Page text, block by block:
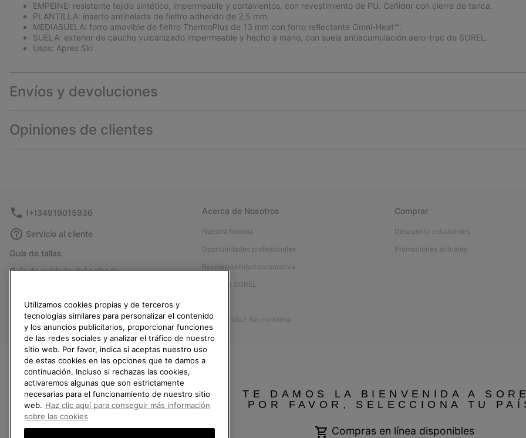
EMPEINE: resistente tejido sintético, impermeable y cortavientos, con revestimiento de PU. Ceñidor con cierre de tanca.
PLANTILLA: inserto antihelada de fieltro adherido de 2,5 mm.
MEDIASUELA: forro amovible de fieltro ThermoPlus de 13 mm con forro reflectante Omni-Heat™.
SUELA: exterior de caucho vulcanizado impermeable y hecho a mano, con suela antiacumulación aero-trac de SOREL.
Usos: Apres Ski
Envíos y devoluciones
Opiniones de clientes
(+)34919015936
Servicio al cliente
Guía de tallas
Guía de cuidado del calzado
Devoluciones
Desistir del contrato
Estado del pedido
Envío
Pago
Preguntas frecuentes
Acerca de Nosotros
Nuestra historia
Oportunidades profesionales
Responsabilidad corporativa
Afíliese a SOREL
Accesibilidad: No conforme
Comprar
Descuento estudiantes
Promociones actuales
TE DAMOS LA BIENVENIDA A
POR FAVOR, SELECCIONA TU
Compras en línea disponibles
Utilizamos cookies propias y de terceros y
tecnologías similares para personalizar el contenido
y los anuncios publicitarios, proporcionar funciones
de las redes sociales y analizar el tráfico de nuestro
sitio web. Por favor, indica si aceptas nuestro uso
de estas cookies en las opciones que te damos a
continuación. Incluso si rechazas las cookies,
activaremos algunas que son estrictamente
necesarias para el funcionamiento de nuestro sitio
web. Haz clic aquí para conseguir más información
sobre las cookies